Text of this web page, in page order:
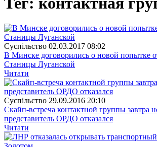
Суспiльство 02.03.2017 08:02
В Минске договорились о новой попытке
Станицы Луганской
Читати
Суспiльство 29.09.2016 20:10
Скайп-встреча контактной группы завтра
представитель ОРДО отказался
Читати